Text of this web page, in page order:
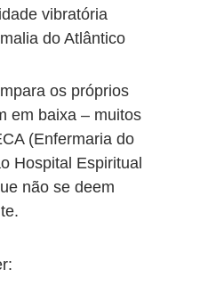
vibratória
do Atlântico
os próprios
em baixa – muitos
(Enfermaria do
Hospital Espiritual
não se deem